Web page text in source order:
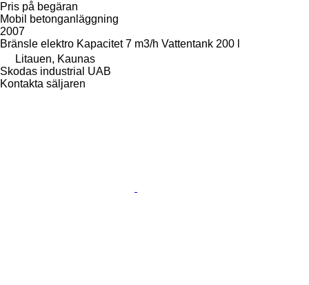
Pris på begäran
Mobil betonganläggning
2007
Bränsle elektro Kapacitet 7 m3/h Vattentank 200 l
Litauen, Kaunas
Skodas industrial UAB
Kontakta säljaren